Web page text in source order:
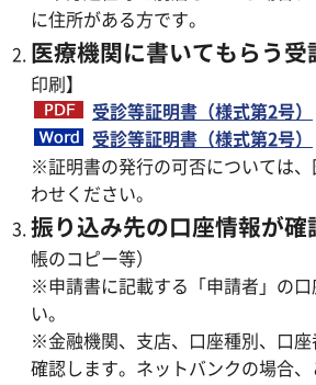
に住所がある方です。
医療機関に書いてもらう受
印刷】
受診等証明書（様式第2号）
受診等証明書（様式第2号）
※証明書の発行の可否については
わせください。
振り込み先の口座情報が確
帳のコピー等）
※申請書に記載する「申請者」の
い。
※金融機関、支店、口座種別、口
確認します。ネットバンクの場合